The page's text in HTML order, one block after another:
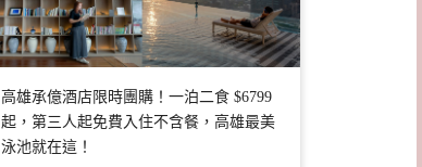
高雄承億酒店限時團購！一泊二食 $6799
起，第三人起免費入住不含餐，高雄最美
泳池就在這！